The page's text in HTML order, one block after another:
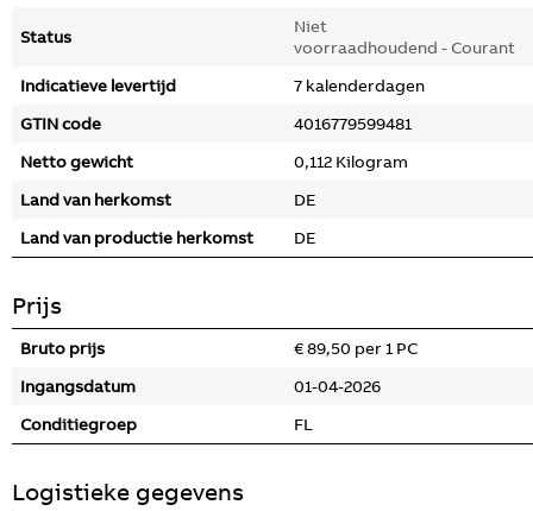
Status
Niet
voorraadhoudend - Courant
Indicatieve levertijd
7 kalenderdagen
GTIN code
4016779599481
Netto gewicht
0,112 Kilogram
Land van herkomst
DE
Land van productie herkomst
DE
Prijs
Bruto prijs
€ 89,50 per 1 PC
Ingangsdatum
01-04-2026
Conditiegroep
FL
Logistieke gegevens